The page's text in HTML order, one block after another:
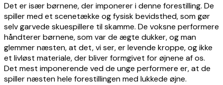
Det er især børnene, der imponerer i denne forestilling. De
spiller med et scenetække og fysisk bevidsthed, som gør
selv garvede skuespillere til skamme. De voksne performere
håndterer børnene, som var de ægte dukker, og man
glemmer næsten, at det, vi ser, er levende kroppe, og ikke
et livløst materiale, der bliver formgivet for øjnene af os.
Det mest imponerende ved de unge performere er, at de
spiller næsten hele forestillingen med lukkede øjne.